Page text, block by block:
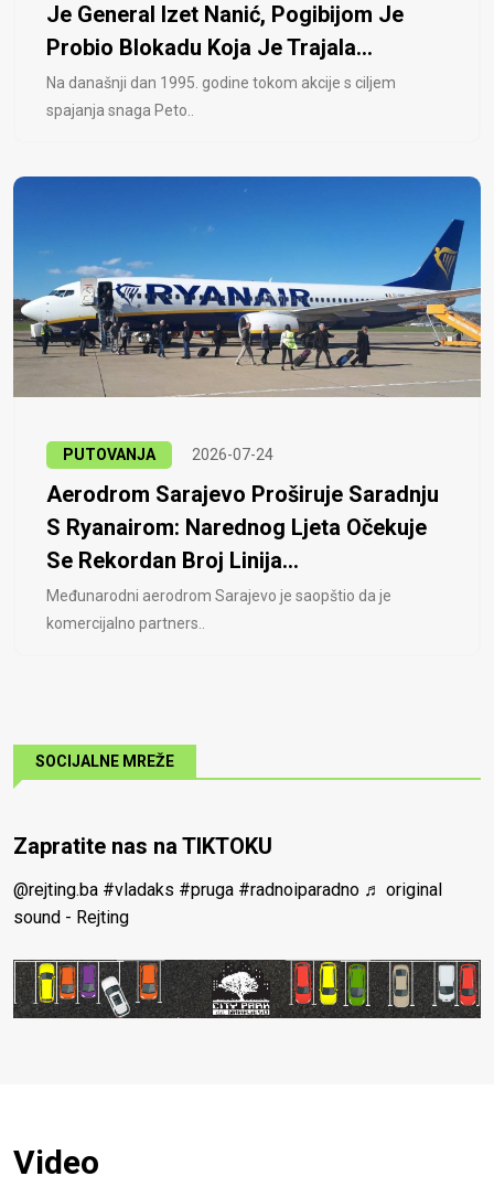
Je General Izet Nanić, Pogibijom Je
Probio Blokadu Koja Je Trajala...
Na današnji dan 1995. godine tokom akcije s ciljem
spajanja snaga Peto..
PUTOVANJA 2026-07-24
Aerodrom Sarajevo Proširuje Saradnju
S Ryanairom: Narednog Ljeta Očekuje
Se Rekordan Broj Linija...
Međunarodni aerodrom Sarajevo je saopštio da je
komercijalno partners..
SOCIJALNE MREŽE
Zapratite nas na TIKTOKU
@rejting.ba #vladaks #pruga #radnoiparadno ♬ original
sound - Rejting
Video